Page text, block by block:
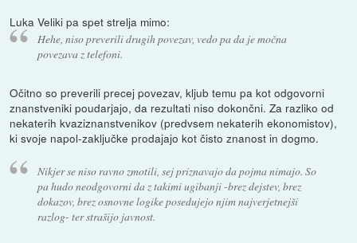
Luka Veliki pa spet strelja mimo:
Hehe, niso preverili drugih povezav, vedo pa da je močna
povezava z telefoni.
Očitno so preverili precej povezav, kljub temu pa kot odgovorni
znanstveniki poudarjajo, da rezultati niso dokončni. Za razliko od
nekaterih kvaziznanstvenikov (predvsem nekaterih ekonomistov),
ki svoje napol-zaključke prodajajo kot čisto znanost in dogmo.
Nikjer se niso ravno zmotili, sej priznavajo da pojma nimajo. So
pa hudo neodgovorni da z takimi ugibanji -brez dejstev, brez
dokazov, brez osnovne logike posedujejo njim najverjetnejši
razlog- ter strašijo javnost.